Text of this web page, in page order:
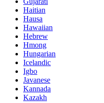
Haitian
Hausa
Hawaiian
Hebrew
Hmong
Hungarian
Icelandic
Igbo
Javanese
Kannada
Kazakh